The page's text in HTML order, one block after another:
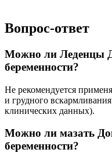
Вопрос-ответ
Можно ли Леденцы
беременности?
Не рекомендуется
и грудного
клинических данных).
Можно ли мазать
беременности?